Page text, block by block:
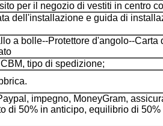
per il negozio di vestiti in centro
dell'installazione e guida di
a bolle--Protettore d'angolo--Carta
tipo di spedizione;
impegno, MoneyGram,
di 50% in anticipo, equilibrio di 50%